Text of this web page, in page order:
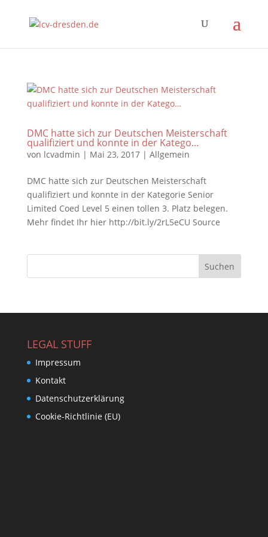
DMC hatte sich zur Deutschen Meisterschaft
qualifiziert und konnte in der Katego…
von lcvadmin | Mai 23, 2017| Allgemein
DMC hatte sich zur Deutschen Meisterschaft
qualifiziert und konnte in der Kategorie Senior
Limited Coed Level 5 einen tollen 3. Platz belegen.
Mehr findet Ihr hier http://bit.ly/2rL5eCU Source
LEGAL STUFF
Impressum
Kontakt
Datenschutzerklärung
Cookie-Richtlinie (EU)